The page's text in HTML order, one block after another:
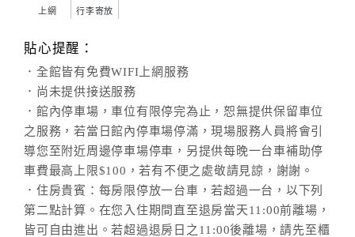
據
合
作
提
案
飯
店
上網 行李寄放
貼心提醒：
．全館皆有免費WIFI上網服務
．尚未提供接送服務
．館內停車場，車位有限停完為止，恕無提供保留車位
之服務，若當日館內停車場停滿，現場服務人員將會引
導您至附近周邊停車場停車，另提供每晚一台車補助停
車費最高上限$100，若有不便之處敬請見諒，謝謝。
．住房貴賓：每房限停放一台車，若超過一台，以下列
第二點計算。在您入住期間直至退房當天11:00前離場，
皆可自由進出。若超過退房日之11:00後離場，請先至櫃